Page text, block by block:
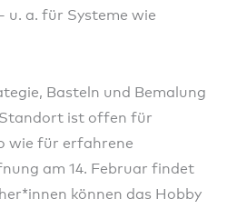
a. für Systeme wie
Basteln und Bemalung
ist offen für
wie für erfahrene
am 14. Februar findet
können das Hobby